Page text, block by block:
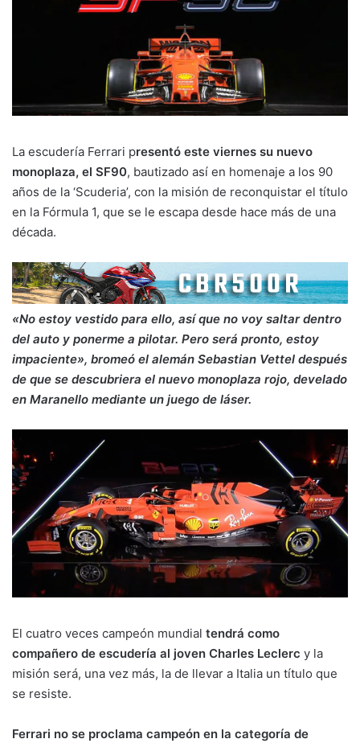
La escudería Ferrari presentó este viernes su nuevo
monoplaza, el SF90, bautizado así en homenaje a los 90
años de la ‘Scuderia’, con la misión de reconquistar el título
en la Fórmula 1, que se le escapa desde hace más de una
década.
«No estoy vestido para ello, así que no voy saltar dentro
del auto y ponerme a pilotar. Pero será pronto, estoy
impaciente», bromeó el alemán Sebastian Vettel después
de que se descubriera el nuevo monoplaza rojo, develado
en Maranello mediante un juego de láser.
El cuatro veces campeón mundial tendrá como
compañero de escudería al joven Charles Leclerc y la
misión será, una vez más, la de llevar a Italia un título que
se resiste.
Ferrari no se proclama campeón en la categoría de